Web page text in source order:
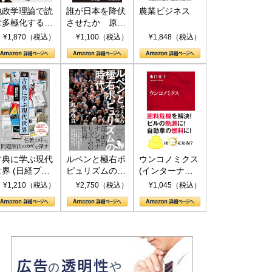
政学理論で読
多極化する世
トランプと
¥1,870（税込）
誰が日本を降伏
させたか 原爆
投下、ソ連参
(PHP新書)
¥1,100（税込）
農業ビジネス
¥1,848（税込）
典に学ぶ現代
界 (日経プレ
アシリーズ)
¥1,210（税込）
ルペンと極右ポ
ピュリズムの時
代：〈ヤヌス〉
¥2,750（税込）
ウンコノミクス
(インターナシ
ョナル新書)
¥1,045（税込）